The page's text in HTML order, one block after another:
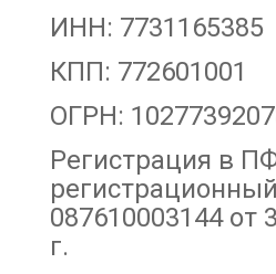
ИНН: 7731165385
КПП: 772601001
ОГРН:
Регистрация в
087610003144 от
г.